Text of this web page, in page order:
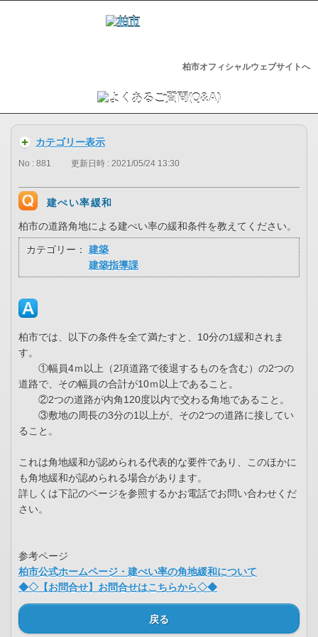
柏市オフィシャルウェブサイトへ
カテゴリー表示
No : 881 更新日時 : 2021/05/24 13:30
建ぺい率緩和
柏市の道路角地による建ぺい率の緩和条件を教えてください。
カテゴリー：
建築
建築指導課
柏市では、以下の条件を全て満たすと、10分の1緩和されま
す。
①幅員4ｍ以上（2項道路で後退するものを含む）の2つの
道路で、その幅員の合計が10ｍ以上であること。
②2つの道路が内角120度以内で交わる角地であること。
③敷地の周長の3分の1以上が、その2つの道路に接してい
ること。
これは角地緩和が認められる代表的な要件であり、このほかに
も角地緩和が認められる場合があります。
詳しくは下記のページを参照するかお電話でお問い合わせくだ
さい。
参考ページ
柏市公式ホームページ・建ぺい率の角地緩和について
◆◇【お問合せ】お問合せはこちらから◇◆
戻る